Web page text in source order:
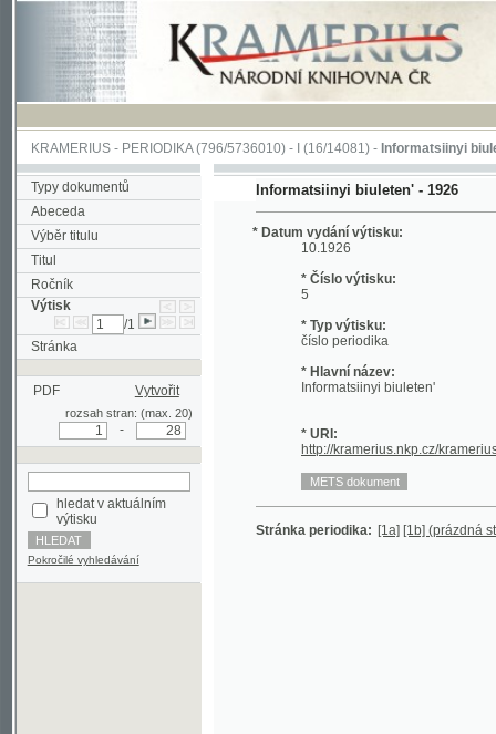
KRAMERIUS-PERIODIKA(796/5736010) -I(16/14081) -Informatsiinyi biuleten'(1/
Typy dokumentů
Abeceda
Výběr titulu
Titul
Ročník
Výtisk
/1
Stránka
PDF
rozsah stran: (max. 20)
výtisku
Pokročilé vyhledávání
Informatsiinyi biuleten' - 1926
* Datum vydání výtisku:
10.1926
* Číslo výtisku:
* Typ výtisku:
* Hlavní název:
Informatsiinyi biuleten'
* URI:
Stránka periodika: [1a] [1b] (prázdná strana)